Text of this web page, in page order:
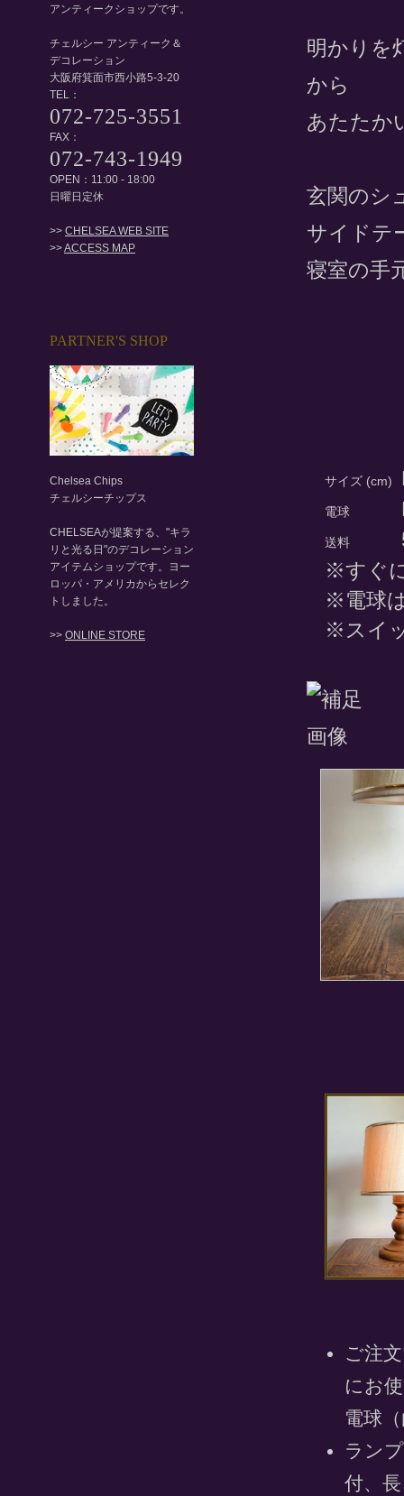
明かりを
から
あたたか
玄関のシ
サイドテ
寝室の手
サイズ (cm)
電球
送料
※すぐ
※電球
※スイ
ご注
にお
電球
ラン
付、
アンティークショップです。
チェルシー アンティーク＆
デコレーション
大阪府箕面市西小路5-3-20
TEL：
072-725-3551
FAX：
072-743-1949
OPEN：11:00 - 18:00
日曜日定休
>> CHELSEA WEB SITE
>>ACCESS MAP
PARTNER'S SHOP
Chelsea Chips
チェルシーチップス
CHELSEAが提案する、"キラ
リと光る日"のデコレーション
アイテムショップです。ヨー
ロッパ・アメリカからセレク
トしました。
>> ONLINE STORE